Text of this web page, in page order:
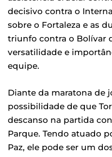
decisivo contra o
sobre o Fortaleza e as
triunfo contra o Bolívar
versatilidade e
equipe.
Diante da maratona de
possibilidade de que
descanso na partida
Parque. Tendo atuado
Paz, ele pode ser um